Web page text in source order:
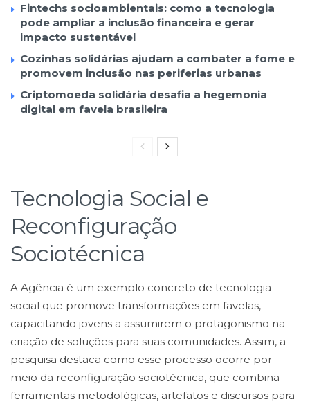
Fintechs socioambientais: como a tecnologia
pode ampliar a inclusão financeira e gerar
impacto sustentável
Cozinhas solidárias ajudam a combater a fome e
promovem inclusão nas periferias urbanas
Criptomoeda solidária desafia a hegemonia
digital em favela brasileira
Tecnologia Social e
Reconfiguração
Sociotécnica
A Agência é um exemplo concreto de tecnologia
social que promove transformações em favelas,
capacitando jovens a assumirem o protagonismo na
criação de soluções para suas comunidades. Assim, a
pesquisa destaca como esse processo ocorre por
meio da reconfiguração sociotécnica, que combina
ferramentas metodológicas, artefatos e discursos para